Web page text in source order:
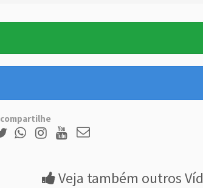
compartilhe
Veja também outros